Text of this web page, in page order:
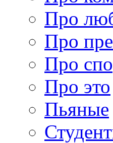
Про
Про
Про
Про это
Пьяные